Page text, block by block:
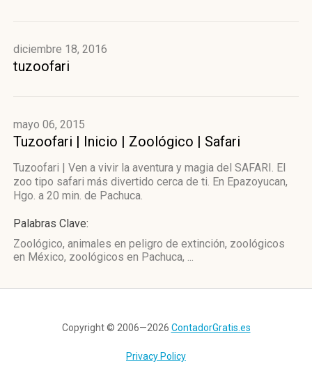
diciembre 18, 2016
tuzoofari
mayo 06, 2015
Tuzoofari | Inicio | Zoológico | Safari
Tuzoofari | Ven a vivir la aventura y magia del SAFARI. El
zoo tipo safari más divertido cerca de ti. En Epazoyucan,
Hgo. a 20 min. de Pachuca.
Palabras Clave:
Zoológico, animales en peligro de extinción, zoológicos
en México, zoológicos en Pachuca, ...
Copyright © 2006—2026 ContadorGratis.es
Privacy Policy